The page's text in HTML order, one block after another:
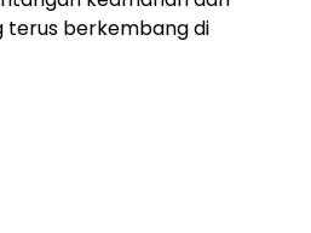
terus berkembang di